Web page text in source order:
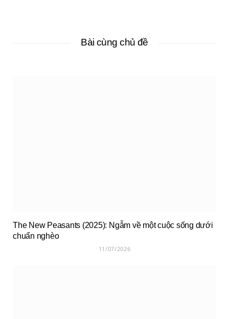
Bài cùng chủ đề
The New Peasants (2025): Ngẫm về một cuộc sống dưới
chuẩn nghèo
11/07/2026